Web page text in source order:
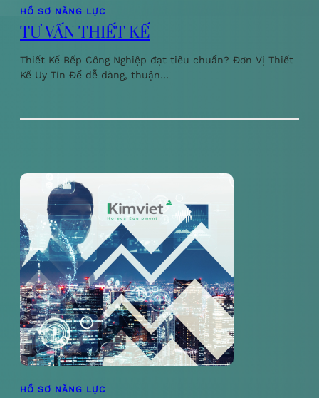
HỒ SƠ NĂNG LỰC
TƯ VẤN THIẾT KẾ
Thiết Kế Bếp Công Nghiệp đạt tiêu chuẩn? Đơn Vị Thiết
Kế Uy Tín Để dễ dàng, thuận…
HỒ SƠ NĂNG LỰC